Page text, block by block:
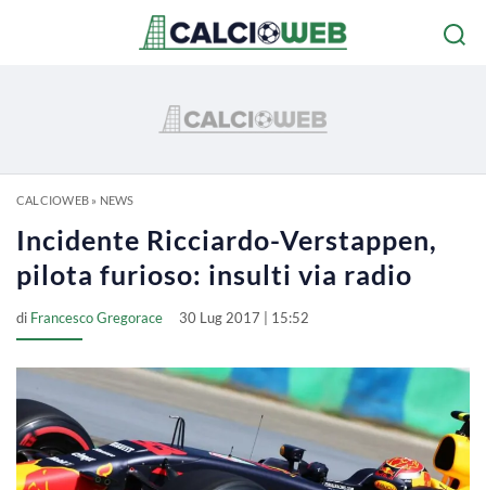
CALCIOWEB» NEWS
Incidente Ricciardo-Verstappen,
pilota furioso: insulti via radio
di Francesco Gregorace 30 Lug 2017 | 15:52